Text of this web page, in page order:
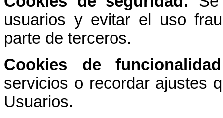
usuarios y evitar el uso
parte de terceros.
Cookies de
servicios o recordar ajustes
Usuarios.